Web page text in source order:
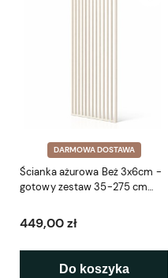
DARMOWA DOSTAWA
Ścianka ażurowa Beż 3x6cm -
gotowy zestaw 35-275 cm
449,00 zł
Do koszyka